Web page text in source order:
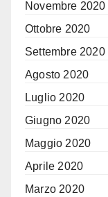
Novembre 2020
Ottobre 2020
Settembre 2020
Agosto 2020
Luglio 2020
Giugno 2020
Maggio 2020
Aprile 2020
Marzo 2020